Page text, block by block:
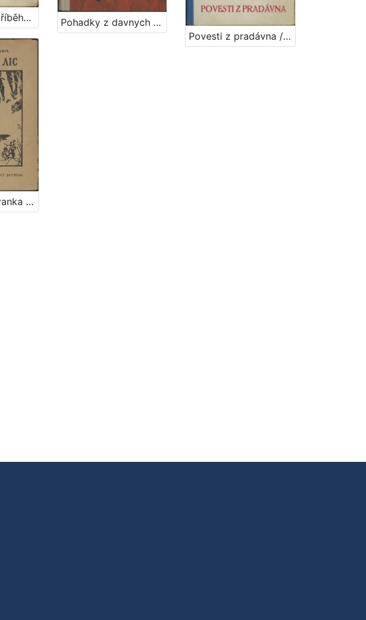
Podivuhodné příběhy ševcovského : učně povídka pro děti / Ivana Brlićova-Mažuranićova
Pohadky z davnych dob / Ivana Brlićova - Mažuranićova ; z chorvatštiny preložil Jan Hudec ; ilustroval Emanuel Frinta
Povesti z pradávna / Ivana Brlićova-Mažuranićova
Striboriv lis / Ivanka Brlič-Mažuranič